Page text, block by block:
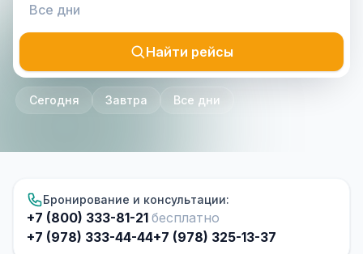
Найти рейсы
Сегодня Завтра Все дни
Бронирование и консультации:
+7 (800) 333-81-21 бесплатно
+7 (978) 333-44-44+7 (978) 325-13-37